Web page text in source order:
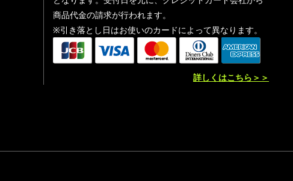
商品代金の請求が行われます。
※引き落とし日はお使いのカードによって異なります。
詳しくはこちら＞＞